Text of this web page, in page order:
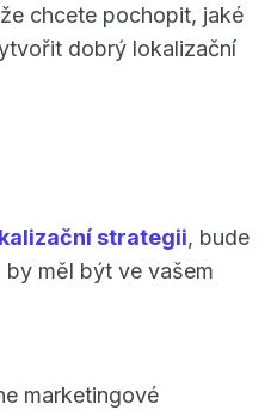
chcete pochopit, jaké
dobrý lokalizační
strategii, bude
měl být ve vašem
marketingové